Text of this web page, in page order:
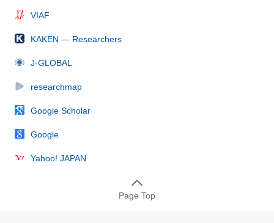
VIAF
KAKEN — Researchers
J-GLOBAL
researchmap
Google Scholar
Google
Yahoo! JAPAN
Page Top